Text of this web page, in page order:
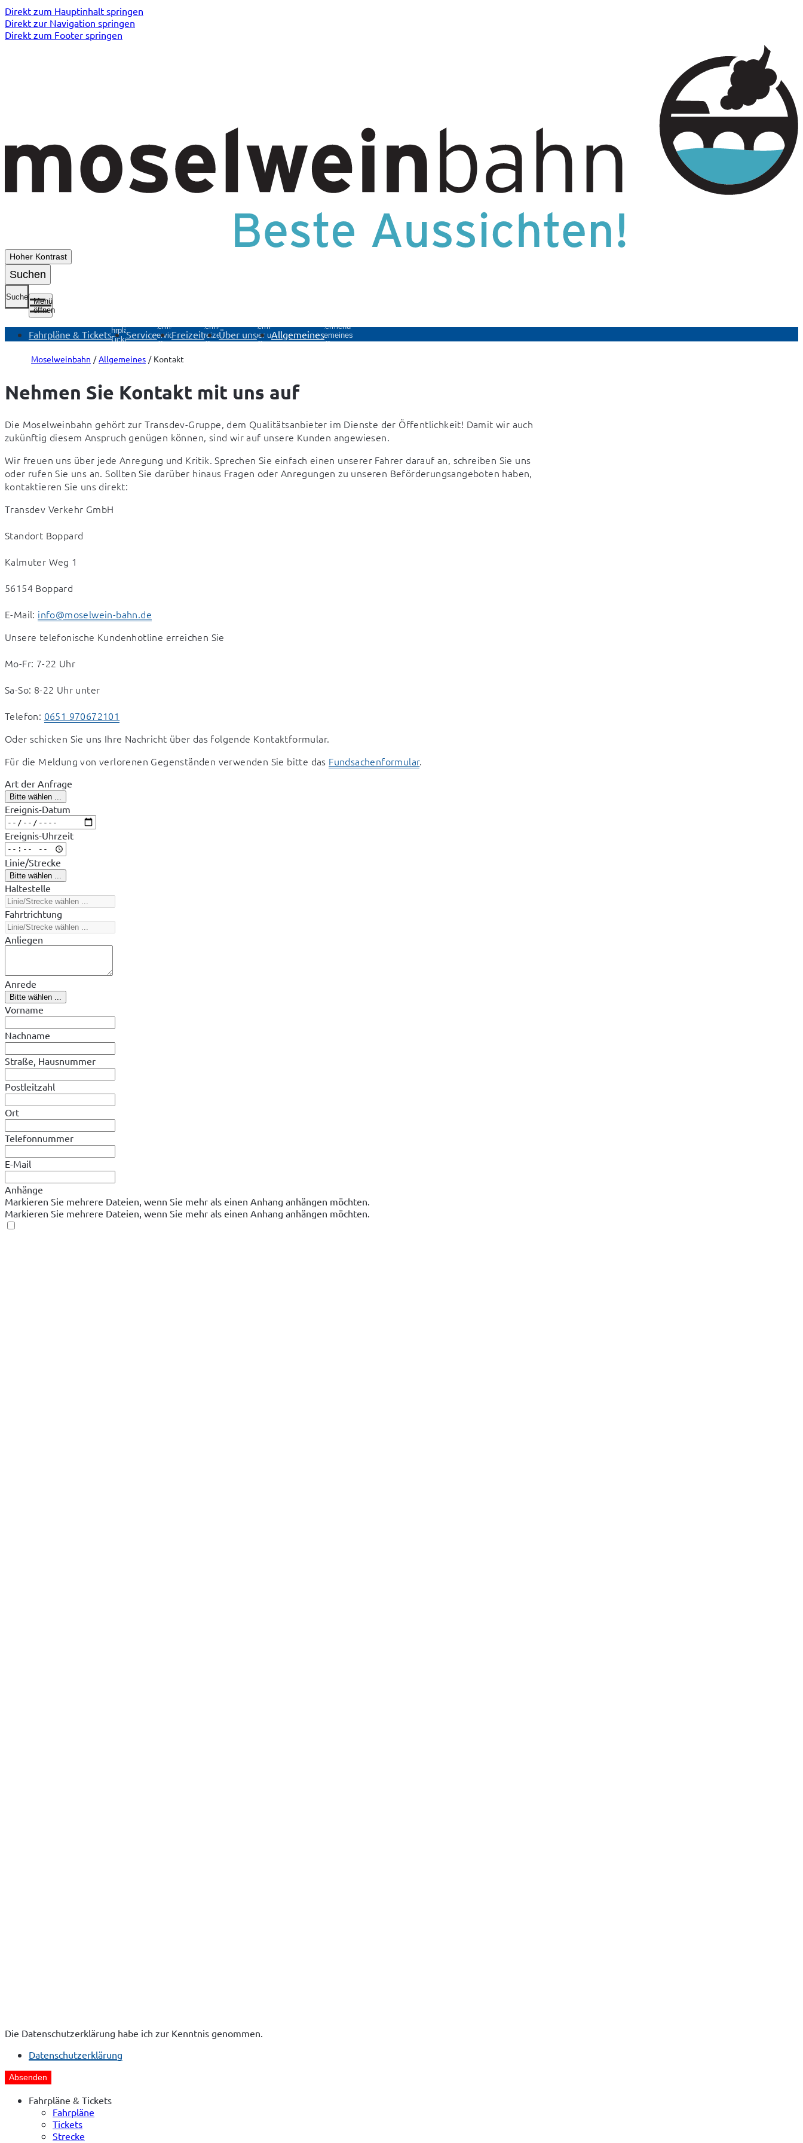
Direkt zum Hauptinhalt springen
Direkt zur Navigation springen
Direkt zum Footer springen
Hoher Kontrast
Suchen
Suche
Menü
öffnen
Fahrpläne & TicketsFahrpläne
& TicketsService
Untermenü
Service
öffnen
Freizeit
Untermenü
Freizeit
öffnen
Über uns
Untermenü
Über uns
öffnen
Allgemeines
Untermenü
Allgemeines
öffnen
Moselweinbahn Allgemeines Kontakt
Nehmen Sie Kontakt mit uns auf
Die Moselweinbahn gehört zur Transdev-Gruppe, dem Qualitätsanbieter im Dienste der Öffentlichkeit! Damit wir auch
zukünftig diesem Anspruch genügen können, sind wir auf unsere Kunden angewiesen.
Wir freuen uns über jede Anregung und Kritik. Sprechen Sie einfach einen unserer Fahrer darauf an, schreiben Sie uns
oder rufen Sie uns an. Sollten Sie darüber hinaus Fragen oder Anregungen zu unseren Beförderungsangeboten haben,
kontaktieren Sie uns direkt:
Transdev Verkehr GmbH
Standort Boppard
Kalmuter Weg 1
56154 Boppard
E-Mail: info@moselwein-bahn.de
Unsere telefonische Kundenhotline erreichen Sie
Mo-Fr: 7-22 Uhr
Sa-So: 8-22 Uhr unter
Telefon: 0651 970672101
Oder schicken Sie uns Ihre Nachricht über das folgende Kontaktformular.
Für die Meldung von verlorenen Gegenständen verwenden Sie bitte das Fundsachenformular.
Art der Anfrage
Bitte wählen ...
Ereignis-Datum
Ereignis-Uhrzeit
Linie/Strecke
Bitte wählen ...
Haltestelle
Fahrtrichtung
Anliegen
Anrede
Bitte wählen ...
Vorname
Nachname
Straße, Hausnummer
Postleitzahl
Ort
Telefonnummer
E-Mail
Anhänge
Markieren Sie mehrere Dateien, wenn Sie mehr als einen Anhang anhängen möchten.
Markieren Sie mehrere Dateien, wenn Sie mehr als einen Anhang anhängen möchten.
Die Datenschutzerklärung habe ich zur Kenntnis genommen.
Datenschutzerklärung
Absenden
Fahrpläne & Tickets
Fahrpläne
Tickets
Strecke